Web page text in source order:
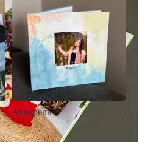
Акварель
• Декор в стиле